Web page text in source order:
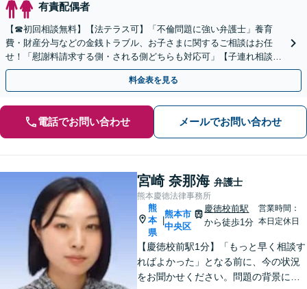
有責配偶者
【☎︎初回相談無料】【法テラス可】「不倫問題に強い弁護士」養育
費・財産分与などの金銭トラブル、お子さまに関するご相談はお任
せ！「慰謝料請求する側・される側どちらも対応可」【子連れ相談
可】【休日・夜間相談可】【駐車場あり】
料金表を見る
電話でお問い合わせ メールでお問い合わせ
宮崎 奈那海 弁護士
熊本慶徳法律事務所
熊
本
県
熊本市
中央区
慶徳校前駅
から徒歩1分
営業時間：
本日定休日
【慶徳校前駅1分】「もっと早く相談す
ればよかった」となる前に、今の状況
をお聞かせください。問題の背景にも